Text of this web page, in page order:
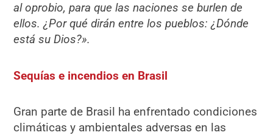
al oprobio, para que las naciones se burlen de
ellos. ¿Por qué dirán entre los pueblos: ¿Dónde
está su Dios?».
Sequías e incendios en Brasil
Gran parte de Brasil ha enfrentado condiciones
climáticas y ambientales adversas en las